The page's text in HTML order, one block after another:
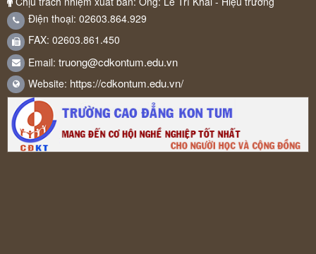
Điện thoại: 02603.864.929
FAX: 02603.861.450
Email: truong@cdkontum.edu.vn
Website: https://cdkontum.edu.vn/